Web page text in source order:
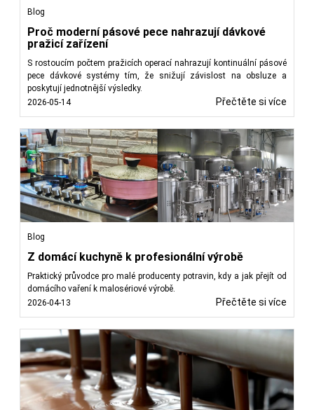
Blog
Proč moderní pásové pece nahrazují dávkové
pražicí zařízení
S rostoucím počtem pražicích operací nahrazují kontinuální pásové
pece dávkové systémy tím, že snižují závislost na obsluze a
poskytují jednotnější výsledky.
2026-05-14
Přečtěte si více
Blog
Z domácí kuchyně k profesionální výrobě
Praktický průvodce pro malé producenty potravin, kdy a jak přejít od
domácího vaření k malosériové výrobě.
2026-04-13
Přečtěte si více